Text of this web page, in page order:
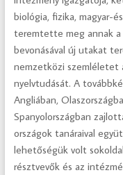
biológia, fizika, magyar-
teremtette meg annak
bevonásával új utakat
nemzetközi szemléletet
nyelvtudását. A
Angliában,
Spanyolországban
országok tanáraival
lehetőségük volt
résztvevők és az